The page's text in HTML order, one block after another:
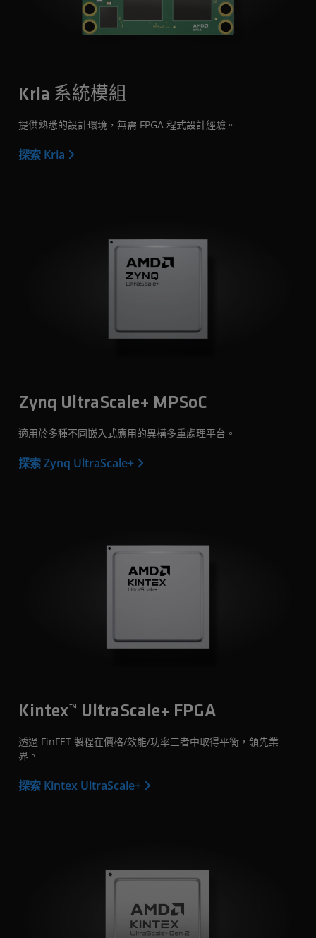
Kria 系統模組
提供熟悉的設計環境，無需 FPGA 程式設計經驗。
探索 Kria
Zynq UltraScale+ MPSoC
適用於多種不同嵌入式應用的異構多重處理平台。
探索 Zynq UltraScale+
Kintex™ UltraScale+ FPGA
透過 FinFET 製程在價格/效能/功率三者中取得平衡，領先業
界。
探索 Kintex UltraScale+